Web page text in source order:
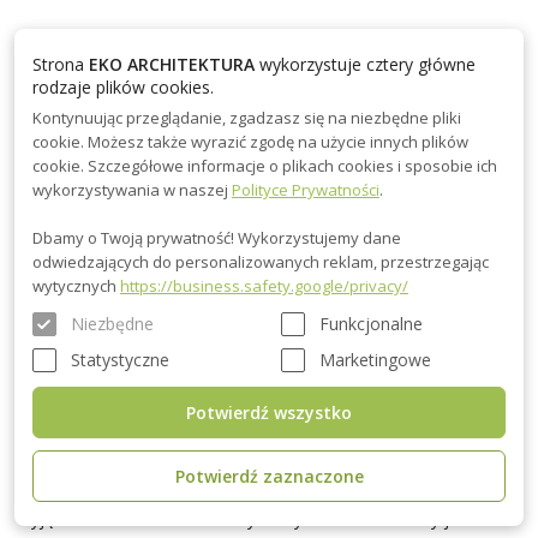
Nowoczesny design: Domy drewniane parterowe wyróżniają się
współczesnym designem, prostymi formami i eleganckimi
liniami. Projektujemy domy, które harmonijnie komponują się z
otoczeniem i tworzą przytulną przestrzeń do życia. Nasze
projekty obejmują duże okna, które wpuszczają mnóstwo
naturalnego światła, tworząc jasne i przestronne wnętrza, co
zwiększa komfort użytkowania.
Funkcjonalność i wygoda: Projekty domów do 100 m² są
wyjątkowo funkcjonalne. Efektywne rozplanowanie
pomieszczeń pozwala maksymalnie wykorzystać całą
przestrzeń, dzięki czemu domy stają się przestronne i
komfortowe zarówno dla małej rodziny, jak i jako miejsce
wypoczynku. Wnętrza są zaplanowane tak, aby umożliwić
swobodną aranżację i dostosowanie ich do indywidualnych
potrzeb mieszkańców, co sprawia, że przestrzeń jest
wyjątkowo uniwersalna. Każdy centymetr kwadratowy jest
Strona EKO ARCHITEKTURAwykorzystuje cztery główne
rodzaje plików cookies.
Kontynuując przeglądanie, zgadzasz się na niezbędne pliki
cookie. Możesz także wyrazić zgodę na użycie innych plików
cookie. Szczegółowe informacje o plikach cookies i sposobie ich
wykorzystywania w naszej Polityce Prywatności.
Dbamy o Twoją prywatność! Wykorzystujemy dane
odwiedzających do personalizowanych reklam, przestrzegając
wytycznych https://business.safety.google/privacy/
Niezbędne
Funkcjonalne
Statystyczne
Marketingowe
Potwierdź zaznaczone
Potwierdź wszystko